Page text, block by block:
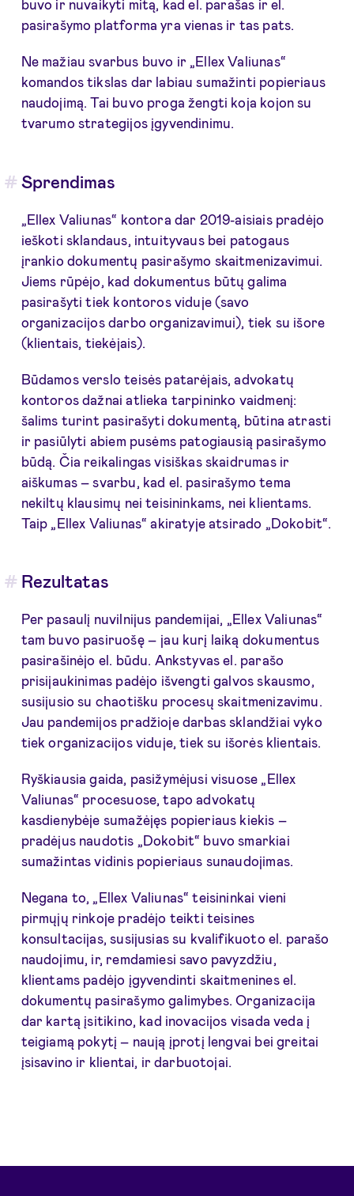
buvo ir nuvaikyti mitą, kad el. parašas ir el.
pasirašymo platforma yra vienas ir tas pats.
Ne mažiau svarbus buvo ir „Ellex Valiunas“
komandos tikslas dar labiau sumažinti popieriaus
naudojimą. Tai buvo proga žengti koja kojon su
tvarumo strategijos įgyvendinimu.
Sprendimas
„Ellex Valiunas“ kontora dar 2019-aisiais pradėjo
ieškoti sklandaus, intuityvaus bei patogaus
įrankio dokumentų pasirašymo skaitmenizavimui.
Jiems rūpėjo, kad dokumentus būtų galima
pasirašyti tiek kontoros viduje (savo
organizacijos darbo organizavimui), tiek su išore
(klientais, tiekėjais).
Būdamos verslo teisės patarėjais, advokatų
kontoros dažnai atlieka tarpininko vaidmenį:
šalims turint pasirašyti dokumentą, būtina atrasti
ir pasiūlyti abiem pusėms patogiausią pasirašymo
būdą. Čia reikalingas visiškas skaidrumas ir
aiškumas – svarbu, kad el. pasirašymo tema
nekiltų klausimų nei teisininkams, nei klientams.
Taip „Ellex Valiunas“ akiratyje atsirado „Dokobit“.
Rezultatas
Per pasaulį nuvilnijus pandemijai, „Ellex Valiunas“
tam buvo pasiruošę – jau kurį laiką dokumentus
pasirašinėjo el. būdu. Ankstyvas el. parašo
prisijaukinimas padėjo išvengti galvos skausmo,
susijusio su chaotišku procesų skaitmenizavimu.
Jau pandemijos pradžioje darbas sklandžiai vyko
tiek organizacijos viduje, tiek su išorės klientais.
Ryškiausia gaida, pasižymėjusi visuose „Ellex
Valiunas“ procesuose, tapo advokatų
kasdienybėje sumažėjęs popieriaus kiekis –
pradėjus naudotis „Dokobit“ buvo smarkiai
sumažintas vidinis popieriaus sunaudojimas.
Negana to, „Ellex Valiunas“ teisininkai vieni
pirmųjų rinkoje pradėjo teikti teisines
konsultacijas, susijusias su kvalifikuoto el. parašo
naudojimu, ir, remdamiesi savo pavyzdžiu,
klientams padėjo įgyvendinti skaitmenines el.
dokumentų pasirašymo galimybes. Organizacija
dar kartą įsitikino, kad inovacijos visada veda į
teigiamą pokytį – naują įprotį lengvai bei greitai
įsisavino ir klientai, ir darbuotojai.